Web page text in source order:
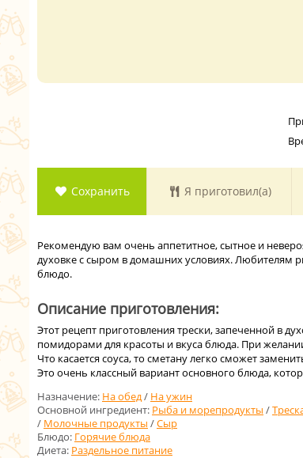
Сохранить Я приготовил(а)
Рекомендую вам очень аппетитное, сытное и
духовке с сыром в домашних условиях. Любителям
блюдо.
Описание приготовления:
Этот рецепт приготовления трески, запеченной в
помидорами для красоты и вкуса блюда. При
Что касается соуса, то сметану легко сможет
Это очень классный вариант основного блюда,
Назначение: На обед/ На ужин
Основной ингредиент: Рыба и морепродукты /
/ Молочные продукты /Сыр
Блюдо: Горячие блюда
Диета: Раздельное питание